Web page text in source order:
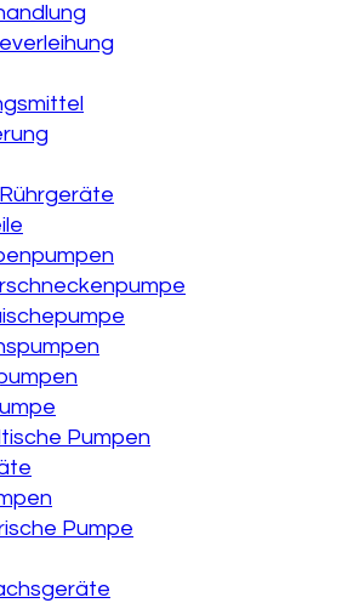
Pumpen
Pumpe